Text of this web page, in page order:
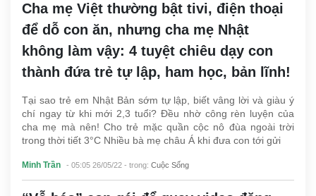
Cha mẹ Việt thường bật tivi, điện thoại
để dỗ con ăn, nhưng cha mẹ Nhật
không làm vậy: 4 tuyệt chiêu dạy con
thành đứa trẻ tự lập, ham học, bản lĩnh!
Tại sao trẻ em Nhật Bản sớm tự lập, biết vâng lời và giàu ý
chí ngay từ khi mới 2,3 tuổi? Đều nhờ công rèn luyện của
cha mẹ mà nên! Cho trẻ mặc quần cộc nô đùa ngoài trời
trong thời tiết 3°C Nhiều bà mẹ châu Á khi đưa con tới gửi
Minh Trần - 05:05 26/05/22 - trong: Cuộc Sống